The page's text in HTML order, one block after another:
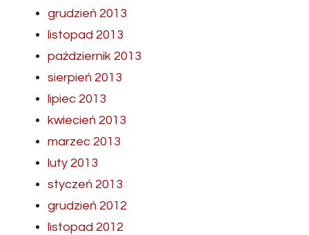
grudzień 2013
listopad 2013
październik 2013
sierpień 2013
lipiec 2013
kwiecień 2013
marzec 2013
luty 2013
styczeń 2013
grudzień 2012
listopad 2012